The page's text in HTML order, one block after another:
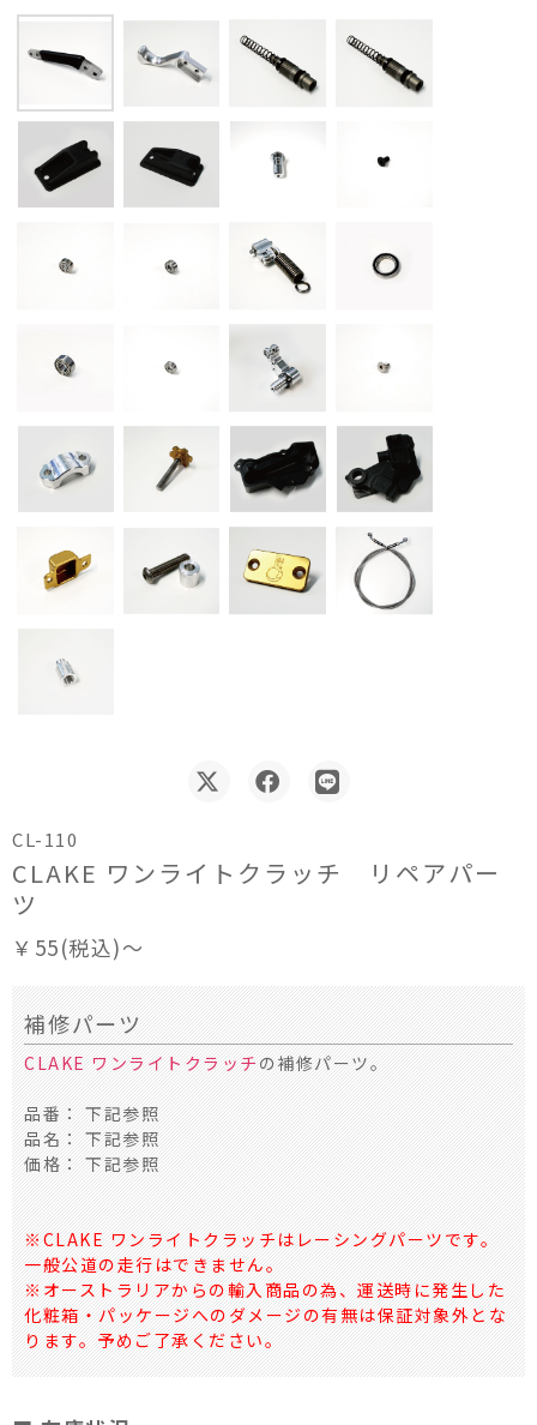
CL-110
CLAKE ワンライトクラッチ リペアパー
ツ
￥55(税込)～
補修パーツ
CLAKE ワンライトクラッチの補修パーツ。
品番： 下記参照
品名： 下記参照
価格： 下記参照
※CLAKE ワンライトクラッチはレーシングパーツです。
一般公道の走行はできません。
※オーストラリアからの輸入商品の為、運送時に発生した
化粧箱・パッケージへのダメージの有無は保証対象外とな
ります。予めご了承ください。